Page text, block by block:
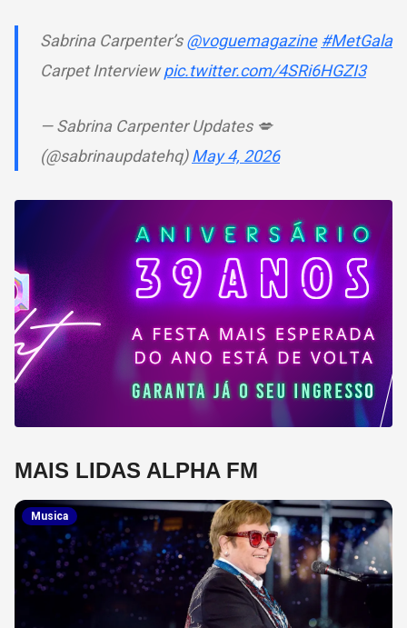
Sabrina Carpenter’s@voguemagazine #MetGala
Carpet Interviewpic.twitter.com/4SRi6HGZI3
— Sabrina Carpenter Updates 💋
(@sabrinaupdatehq)May 4, 2026
MAIS LIDAS ALPHA FM
Musica